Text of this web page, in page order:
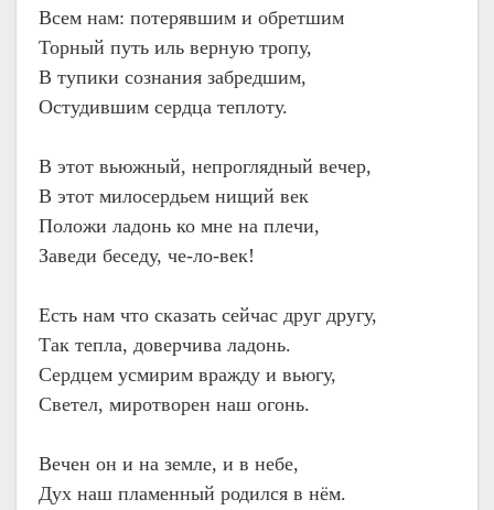
Всем нам: потерявшим и обретшим
Торный путь иль верную тропу,
В тупики сознания забредшим,
Остудившим сердца теплоту.
В этот вьюжный, непроглядный вечер,
В этот милосердьем нищий век
Положи ладонь ко мне на плечи,
Заведи беседу, че-ло-век!
Есть нам что сказать сейчас друг другу,
Так тепла, доверчива ладонь.
Сердцем усмирим вражду и вьюгу,
Светел, миротворен наш огонь.
Вечен он и на земле, и в небе,
Дух наш пламенный родился в нём.